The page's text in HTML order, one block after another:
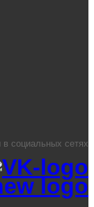
социальных сетях